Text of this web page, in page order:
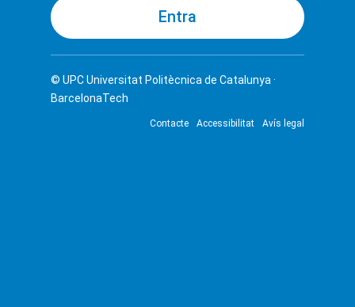
© UPCUniversitat Politècnica de Catalunya ·
BarcelonaTech
Contacte Accessibilitat Avís legal